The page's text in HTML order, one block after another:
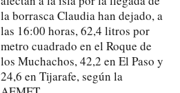
la borrasca Claudia han dejado, a
las 16:00 horas, 62,4 litros por
metro cuadrado en el Roque de
los Muchachos, 42,2 en El Paso y
24,6 en Tijarafe, según la